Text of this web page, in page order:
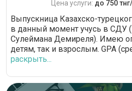
Цена услуги: до 750
Выпускница Казахско-
в данный момент учусь в СДУ
Сулеймана Демиреля). Имею
детям, так и взрослым. GPA
раскрыть...